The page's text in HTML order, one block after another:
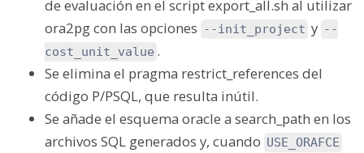
de evaluación en el script export_all.sh al utilizar
ora2pg con las opciones --init_project y --
cost_unit_value .
Se elimina el pragma restrict_references del
código P/PSQL, que resulta inútil.
Se añade el esquema oracle a search_path en los
archivos SQL generados y, cuando USE_ORAFCE